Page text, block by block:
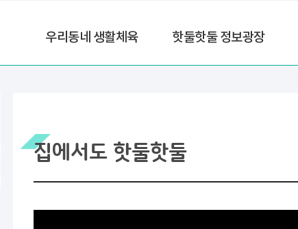
우리동네 생활체육 핫둘핫둘 정보광장
집에서도 핫둘핫둘